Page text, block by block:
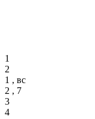
1
2
1 , вс
2 , 7
3
4